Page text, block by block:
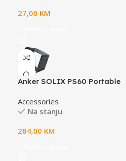
0.45kg
27,00 KM
Anker SOLIX PS60 Portable
Accessories
Na stanju
284,00 KM